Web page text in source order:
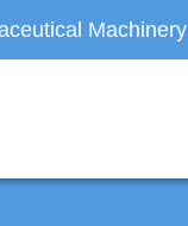
Machinery